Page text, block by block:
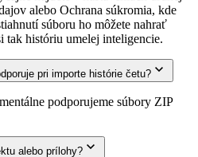
alebo Ochrana súkromia, kde
súboru ho môžete nahrať
tak históriu umelej inteligencie.
pri importe histórie četu?
podporujeme súbory ZIP
alebo prílohy?